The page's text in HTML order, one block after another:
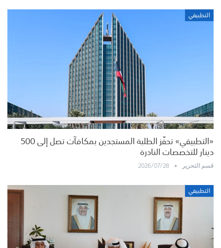
التطبيقي
«التطبيقي» تحفّز الطلبة المستجدين بمكافآت تصل إلى 500
دينار للتخصصات النادرة
قسم التحرير
2026/07/28
التطبيقي